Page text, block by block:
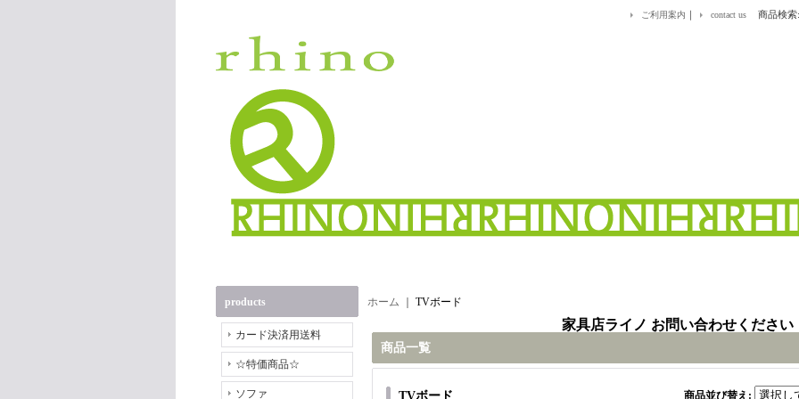
ご利用案内 ｜ contact us 商品検索:
products
カード決済用送料
☆特価商品☆
ソファ
ホーム TVボード
家具店ライノ お問い合わせください
商品一覧
TVボード 商品並び替え :